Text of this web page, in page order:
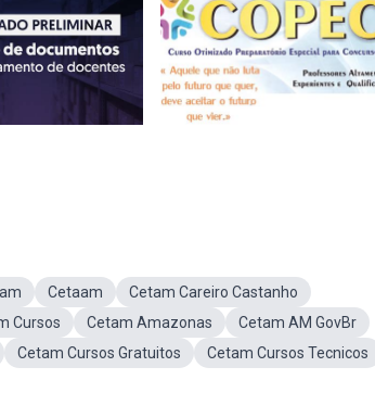
Cetaam
Cetam Careiro Castanho
Cursos Cetam Amazonas
Cetam AM GovBr
Cetam Cursos Gratuitos
Cetam Cursos Tecnicos